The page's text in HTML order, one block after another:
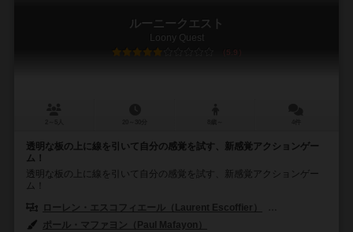
ルーニークエスト
Loony Quest
5.9
透明な板の上に線を引いて自分の感覚を試す、新感覚アクションゲー
ム！
透明な板の上に線を引いて自分の感覚を試す、新感覚アクションゲー
ム！
ローレン・エスコフィエール（Laurent Escoffier）
ポール・マファヨン（Paul Mafayon）